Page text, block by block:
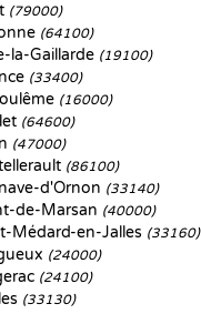
(79000)
(64100)
la-Gaillarde (19100)
(33400)
(16000)
(64600)
(47000)
(86100)
d'Ornon (33140)
de-Marsan (40000)
Médard-en-Jalles (33160)
(24000)
(24100)
(33130)